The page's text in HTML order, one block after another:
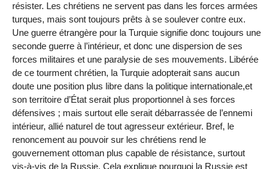
résister. Les chrétiens ne servent pas dans les forces armées
turques, mais sont toujours prêts à se soulever contre eux.
Une guerre étrangère pour la Turquie signifie donc toujours une
seconde guerre à l’intérieur, et donc une dispersion de ses
forces militaires et une paralysie de ses mouvements. Libérée
de ce tourment chrétien, la Turquie adopterait sans aucun
doute une position plus libre dans la politique internationale,et
son territoire d’État serait plus proportionnel à ses forces
défensives ; mais surtout elle serait débarrassée de l’ennemi
intérieur, allié naturel de tout agresseur extérieur. Bref, le
renoncement au pouvoir sur les chrétiens rend le
gouvernement ottoman plus capable de résistance, surtout
vis-à-vis de la Russie. Cela explique pourquoi la Russie est